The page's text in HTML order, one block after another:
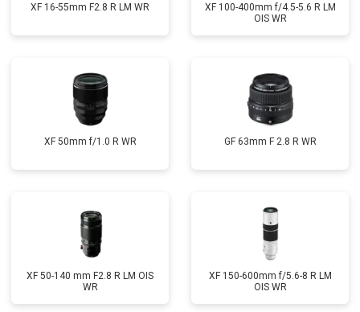
XF 16-55mm F2.8 R LM WR
XF 100-400mm f/4.5-5.6 R LM
OIS WR
XF 50mm f/1.0 R WR GF 63mm F 2.8 R WR
XF 50-140 mm F2.8 R LM OIS
WR
XF 150-600mm f/5.6-8 R LM
OIS WR